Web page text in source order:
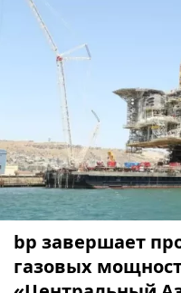
bp завершает
газовых